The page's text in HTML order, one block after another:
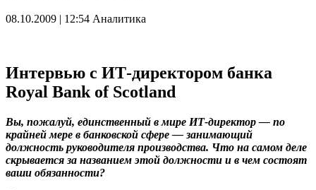
08.10.2009 | 12:54 Аналитика
Интервью с ИТ-директором банка
Royal Bank of Scotland
Вы, пожалуй, единственный в мире ИТ-директор — по
крайней мере в банковской сфере — занимающий
должность руководителя производства. Что на самом деле
скрывается за названием этой должности и в чем состоят
ваши обязанности?